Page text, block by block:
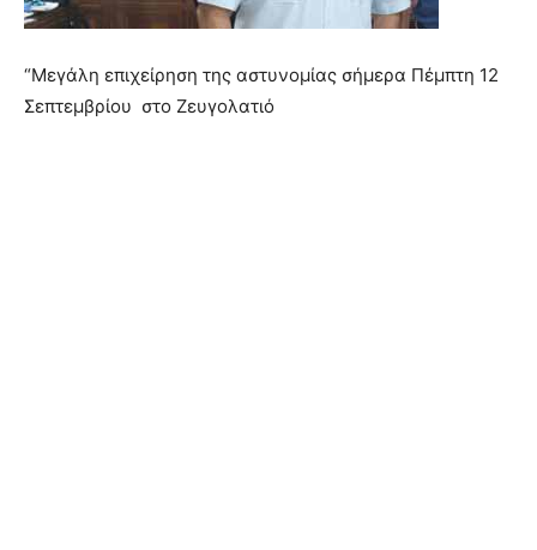
“Μεγάλη επιχείρηση της αστυνομίας σήμερα Πέμπτη 12
Σεπτεμβρίου στο Ζευγολατιό